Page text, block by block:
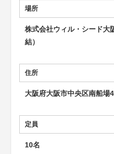
場所
株式会社ウィル・シード大
結）
住所
大阪府大阪市中央区南船場
定員
10名